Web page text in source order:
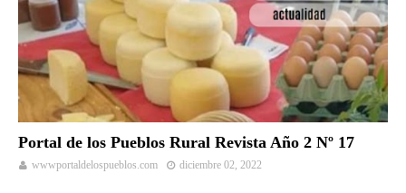
Portal de los Pueblos Rural Revista Año 2 Nº 17
wwwportaldelospueblos.com diciembre 02, 2022